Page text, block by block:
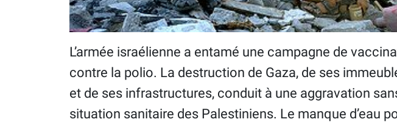
L’armée israélienne a entamé une campagne de
contre la polio. La destruction de Gaza, de ses
et de ses infrastructures, conduit à une aggravation
situation sanitaire des Palestiniens. Le manque d’eau